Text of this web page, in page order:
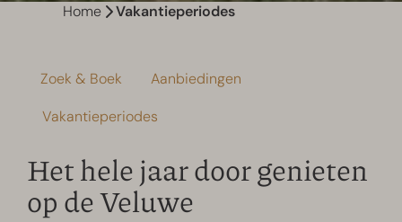
Home Vakantieperiodes
Zoek & Boek
Aanbiedingen
Vakantieperiodes
Het hele jaar door genieten
op de Veluwe